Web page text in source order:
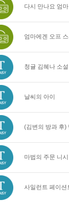
다시 만나요 엄
엄마에겐 오프
청귤 김혜나 소설
날씨의 아이
(김변의 방과 후)
마법의 주문 니
사일런트 페이션